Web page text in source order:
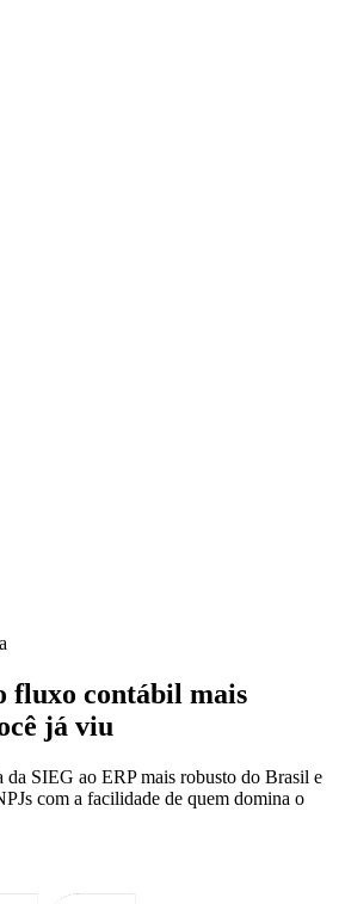
fluxo contábil mais
já viu
da SIEG ao ERP mais robusto do Brasil e
com a facilidade de quem domina o